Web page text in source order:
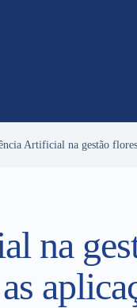
Artificial na gestão
na